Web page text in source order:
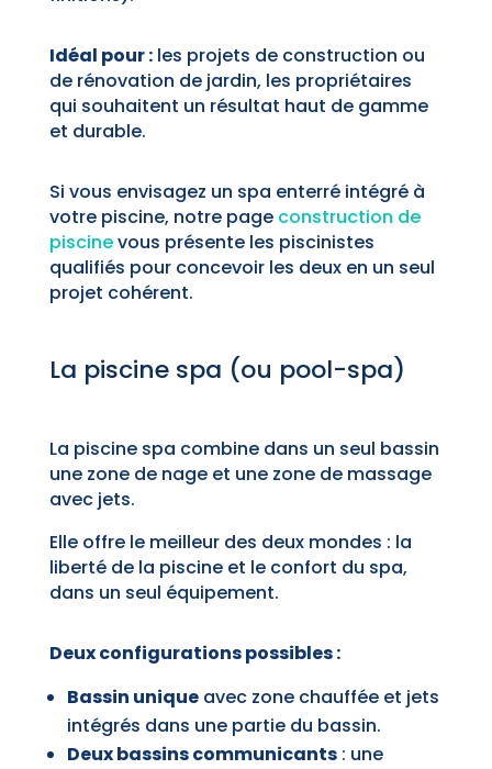
Idéal pour :les projets de construction ou
de rénovation de jardin, les propriétaires
qui souhaitent un résultat haut de gamme
et durable.
Si vous envisagez un spa enterré intégré à
votre piscine, notre page construction de
piscinevous présente les piscinistes
qualifiés pour concevoir les deux en un seul
projet cohérent.
La piscine spa (ou pool-spa)
La piscine spa combine dans un seul bassin
une zone de nage et une zone de massage
avec jets.
Elle offre le meilleur des deux mondes : la
liberté de la piscine et le confort du spa,
dans un seul équipement.
Deux configurations possibles :
Bassin uniqueavec zone chauffée et jets
intégrés dans une partie du bassin.
Deux bassins communicants: une